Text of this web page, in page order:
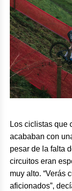
Los ciclistas que
acababan con
pesar de la falta
circuitos eran
muy alto. “Verás
aficionados”,